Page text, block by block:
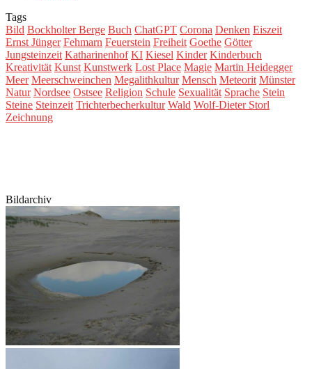
Tags
Bild Bockholter Berge Buch ChatGPT Corona Denken Eiszeit
Ernst Jünger Fehmarn Feuerstein Freiheit Goethe Götter
Jungsteinzeit Katharinenhof KI Kiesel Kinder Kinderbuch
Kreativität Kunst Kunstwerk Lost Place Magie Martin Heidegger
Meer Meerschweinchen Megalithkultur Mensch Meteorit Münster
Natur Nordsee Ostsee Religion Schule Sexualität Sprache Stein
Steine Steinzeit Trichterbecherkultur Wald Wolf-Dieter Storl
Zeichnung
Bildarchiv